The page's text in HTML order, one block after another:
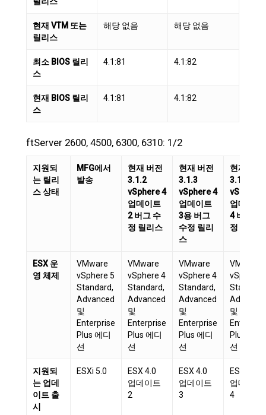
현재 VTM 또는
릴리스
해당 없음 해당 없음
최소 BIOS 릴리
스
4.1:81 4.1:82
현재 BIOS 릴리
스
4.1:81 4.1:82
ftServer 2600, 4500, 6300, 6310: 1/2
지원되
는 릴리
스 상태
MFG에서
발송
현재 버전
3.1.2
vSphere 4
업데이트
2 버그 수
정 릴리스
현재 버전
3.1.3
vSphere 4
업데이트
3용 버그
수정 릴리
스
현재 버전
3.1.4
vSphere
업데이트
4 버그 수
정 릴리스
ESX 운
영 체제
VMware
vSphere 5
Standard,
Advanced
및
Enterprise
Plus 에디
션
VMware
vSphere 4
Standard,
Advanced
및
Enterprise
Plus 에디
션
VMware
vSphere 4
Standard,
Advanced
및
Enterprise
Plus 에디
션
VMware
vSphere
및
Plus 에디
션
지원되
는 업데
이트 출
시
ESXi 5.0
ESX 4.0
업데이트
2
ESX 4.0
업데이트
3
ESX 4.0
업데이트
4